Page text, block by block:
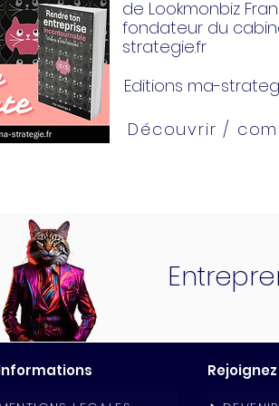
de Lookmonbiz
fondateur du
strategie.fr
Editions ma-
Découvrir /